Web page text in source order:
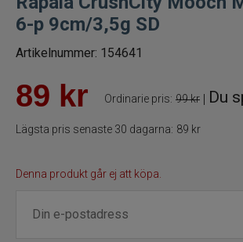
Handgjorda beten
6-p 9cm/3,5g SD
Artikelnummer: 154641
89 kr Ordinarie pris: 99 kr | Du
Lägsta pris senaste 30 dagarna: 89 kr
Denna produkt går ej att köpa.